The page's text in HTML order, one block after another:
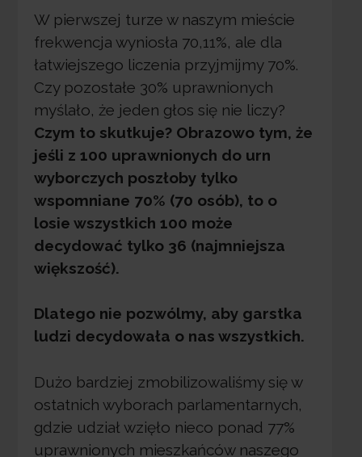
W pierwszej turze w naszym mieście
frekwencja wyniosła 70,11%, ale dla
łatwiejszego liczenia przyjmijmy 70%.
Czy pozostałe 30% uprawnionych
myślało, że jeden głos się nie liczy?
Czym to skutkuje? Obrazowo tym, że
jeśli z 100 uprawnionych do urn
wyborczych poszłoby tylko
wspomniane 70% (70 osób), to o
losie wszystkich 100 może
decydować tylko 36 (najmniejsza
większość).
Dlatego nie pozwólmy, aby garstka
ludzi decydowała o nas wszystkich.
Dużo bardziej zmobilizowaliśmy się w
ostatnich wyborach parlamentarnych,
gdzie udział wzięło nieco ponad 77%
uprawnionych mieszkańców naszego